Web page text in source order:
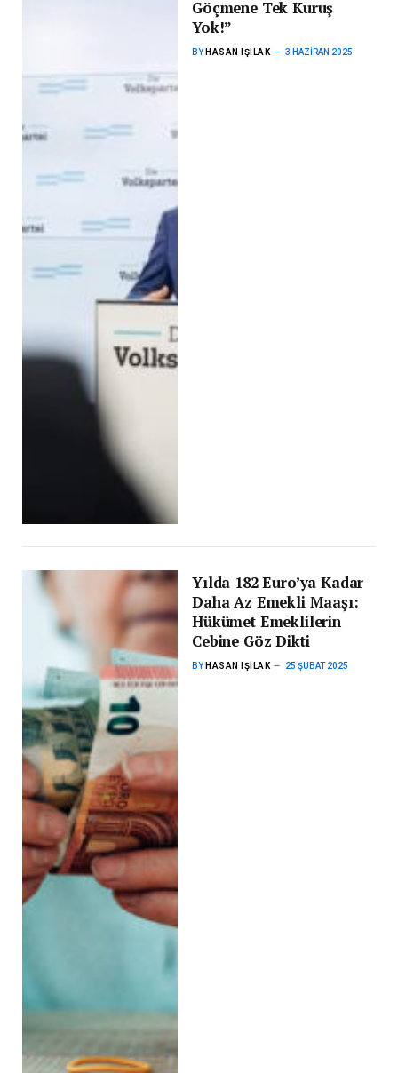
Göçmene Tek Kuruş
Yok!”
BY HASAN IŞILAK 3 HAZIRAN 2025
Yılda 182 Euro’ya Kadar
Daha Az Emekli Maaşı:
Hükümet Emeklilerin
Cebine Göz Dikti
BY HASAN IŞILAK 25 ŞUBAT 2025